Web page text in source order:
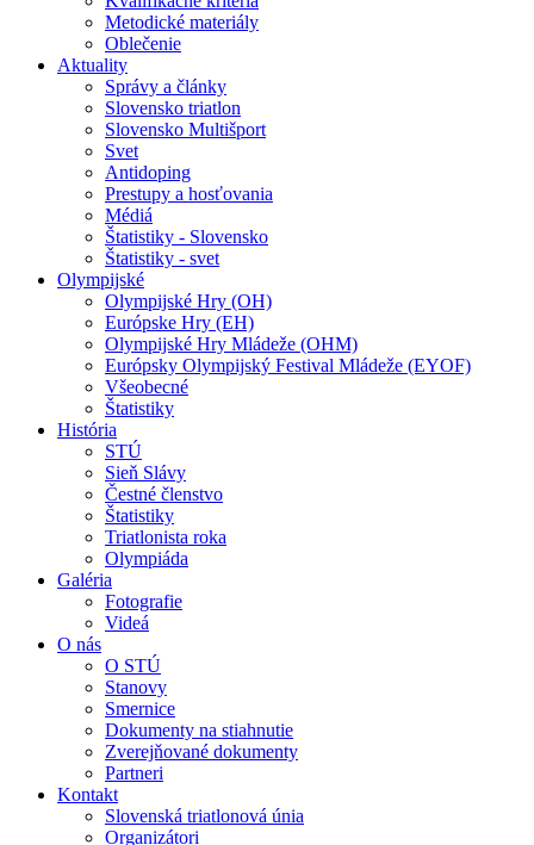
Metodické materiály
Oblečenie
Aktuality
Správy a články
Slovensko triatlon
Slovensko Multišport
Svet
Antidoping
Prestupy a hosťovania
Médiá
Štatistiky - Slovensko
Štatistiky - svet
Olympijské
Olympijské Hry (OH)
Európske Hry (EH)
Olympijské Hry Mládeže (OHM)
Európsky Olympijský Festival Mládeže (EYOF)
Všeobecné
Štatistiky
História
STÚ
Sieň Slávy
Čestné členstvo
Štatistiky
Triatlonista roka
Olympiáda
Galéria
Fotografie
Videá
O nás
O STÚ
Stanovy
Smernice
Dokumenty na stiahnutie
Zverejňované dokumenty
Partneri
Kontakt
Slovenská triatlonová únia
Organizátori